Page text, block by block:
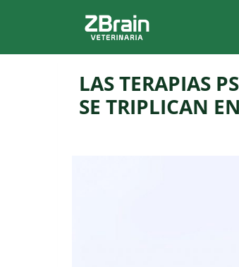
LAS TERAPIAS
SE TRIPLICAN